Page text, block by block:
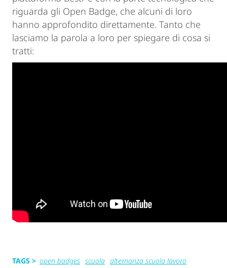
riguarda gli Open Badge, che alcuni di loro
hanno approfondito direttamente. Tanto che
lasciamo la parola a loro per spiegare di cosa si
tratti:
TAGS > open badges scuola alternanza scuola lavoro